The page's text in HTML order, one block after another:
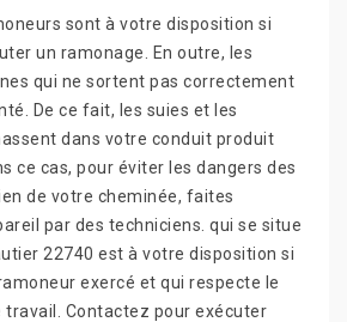
sont à votre disposition si
un ramonage. En outre, les
qui ne sortent pas correctement
De ce fait, les suies et les
dans votre conduit produit
ce cas, pour éviter les dangers des
de votre cheminée, faites
par des techniciens. qui se situe
22740 est à votre disposition si
exercé et qui respecte le
travail. Contactez pour exécuter